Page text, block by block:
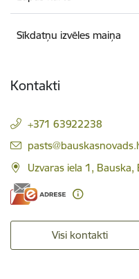
Sīkdatņu izvēles maiņa
Kontakti
+371 63922238
E-pasts:
Uzvaras iela 1,
Visi kontakti